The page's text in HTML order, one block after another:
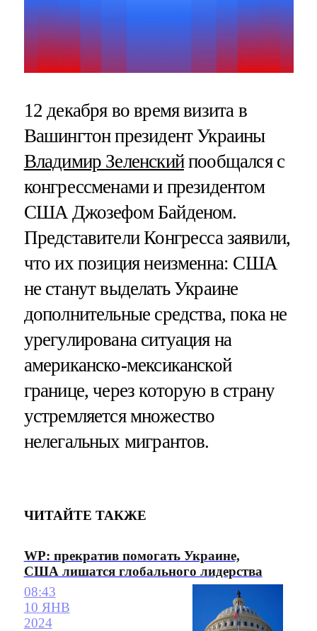
12 декабря во время визита в
Вашингтон президент Украины
Владимир Зеленскийпообщался с
конгрессменами и президентом
США Джозефом Байденом.
Представители Конгресса заявили,
что их позиция неизменна: США
не станут выделать Украине
дополнительные средства, пока не
урегулирована ситуация на
американско-мексиканской
границе, через которую в страну
устремляется множество
нелегальных мигрантов.
ЧИТАЙТЕ ТАКЖЕ
WP: прекратив помогать Украине,
США лишатся глобального лидерства
08:43
10 ЯНВ
2024